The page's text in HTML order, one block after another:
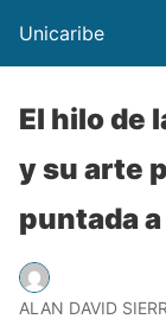
Unicaribe
El hilo de
y su arte
puntada
ALAN DAVID